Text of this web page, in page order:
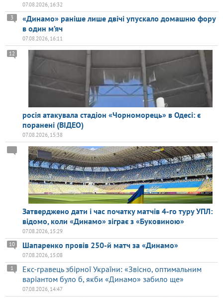
07.08.2026, 16:32
«Динамо» раніше лише двічі упускало домашню фору
в один м’яч
3
07.08.2026, 16:11
росія атакувала стадіон «Чорноморець» в Одесі: є
поранені (ВІДЕО)
12
07.08.2026, 15:38
Затверджено дати і час початку матчів 4-го туру УПЛ:
відомо, коли «Динамо» зіграє з «Буковиною»
07.08.2026, 15:29
Шапаренко провів 250-й матч за «Динамо»
10
07.08.2026, 15:08
Екс-гравець збірної України: «Звісно, оптимальним
варіантом було б, якби «Динамо» забило ще»
1
07.08.2026, 14:47